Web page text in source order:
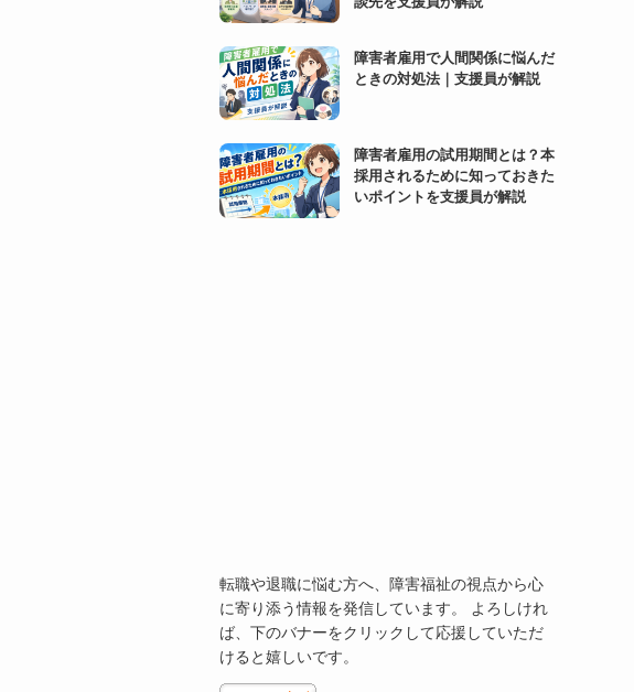
障害者雇用で人間関係に悩んだ
ときの対処法｜支援員が解説
障害者雇用の試用期間とは？本
採用されるために知っておきた
いポイントを支援員が解説
転職や退職に悩む方へ、障害福祉の視点から心
に寄り添う情報を発信しています。 よろしけれ
ば、下のバナーをクリックして応援していただ
けると嬉しいです。